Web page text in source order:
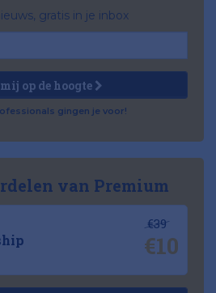
gratis in je inbox
op de hoogte
gingen je voor!
van Premium
€39
€10